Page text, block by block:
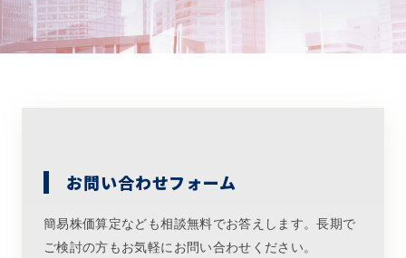
お問い合わせフォーム
簡易株価算定なども相談無料でお答えします。長期で
ご検討の方もお気軽にお問い合わせください。